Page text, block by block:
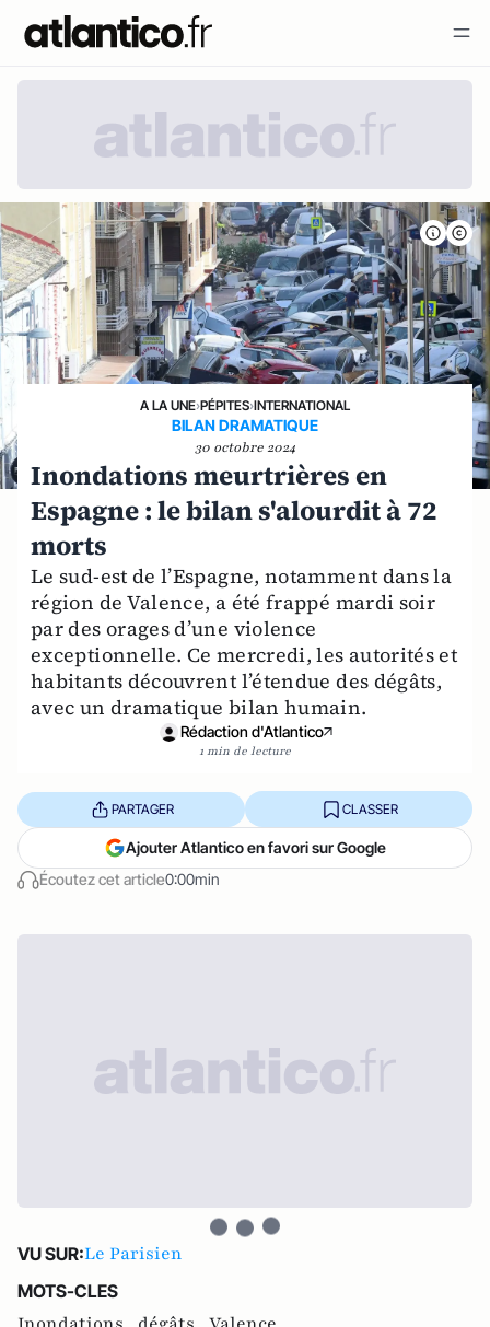
A LA UNE›PÉPITES›INTERNATIONAL
BILAN DRAMATIQUE
30 octobre 2024
Inondations meurtrières en
Espagne : le bilan s'alourdit à 72
morts
Le sud-est de l’Espagne, notamment dans la
région de Valence, a été frappé mardi soir
par des orages d’une violence
exceptionnelle. Ce mercredi, les autorités et
habitants découvrent l’étendue des dégâts,
avec un dramatique bilan humain.
Rédaction d'Atlantico
1 min de lecture
Écoutez cet article0:00min
PARTAGER CLASSER
Ajouter Atlantico en favori sur Google
VU SUR:Le Parisien
MOTS-CLES